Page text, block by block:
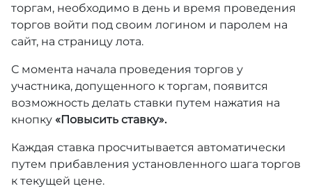
торгам, необходимо в день и время проведения
торгов войти под своим логином и паролем на
сайт, на страницу лота.
С момента начала проведения торгов у
участника, допущенного к торгам, появится
возможность делать ставки путем нажатия на
кнопку «Повысить ставку».
Каждая ставка просчитывается автоматически
путем прибавления установленного шага торгов
к текущей цене.